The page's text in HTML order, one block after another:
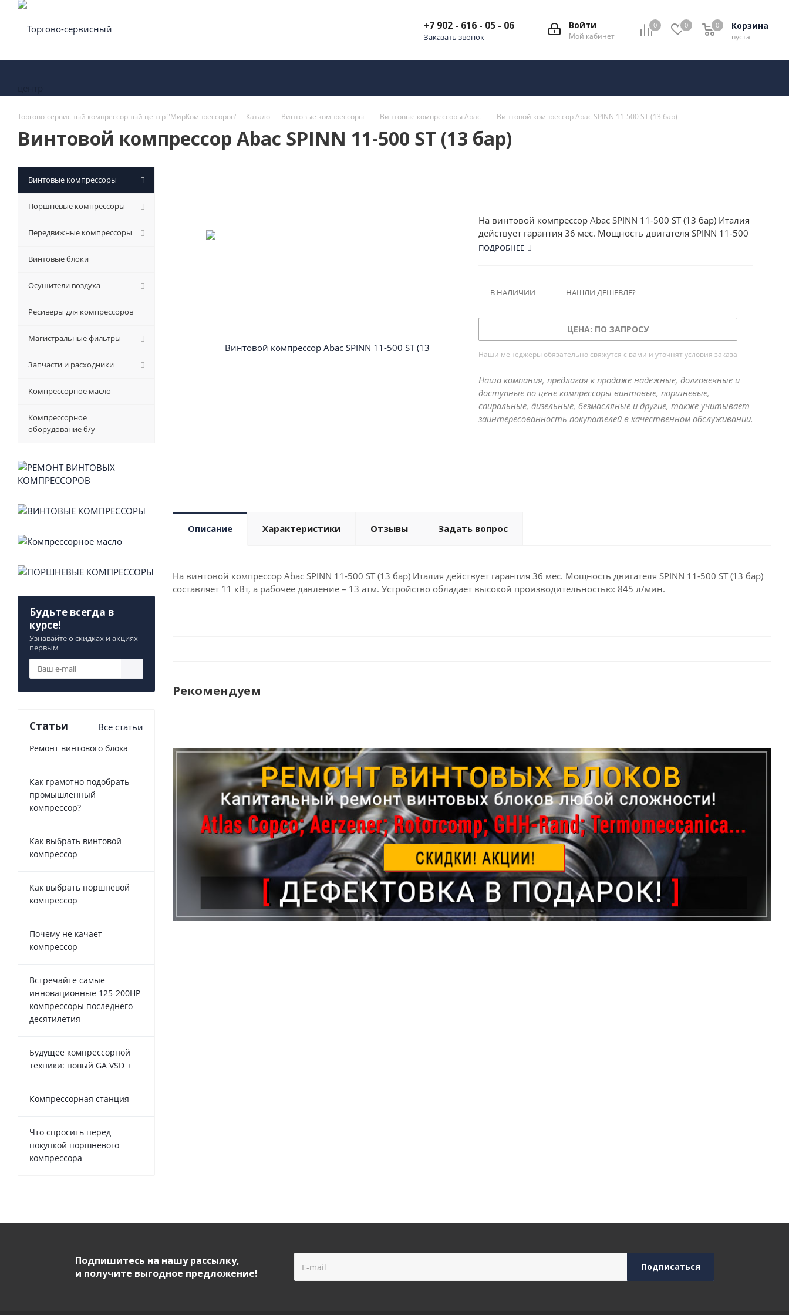
0 0 Корзина
пуста
0
Войти
Мой кабинет
+7 902 - 616 - 05 - 06
Заказать звонок
Торгово-сервисный компрессорный центр "МирКомпрессоров" - Каталог - Винтовые компрессоры - Винтовые компрессоры Abac - Винтовой компрессор Abac SPINN 11-500 ST (13 бар)
Винтовой компрессор Abac SPINN 11-500 ST (13 бар)
На винтовой компрессор Abac SPINN 11-500 ST (13 бар) Италия
действует гарантия 36 мес. Мощность двигателя SPINN 11-500
ST (13 бар) составляет 11 кВт, а рабочее давление – 13 атм.
ПОДРОБНЕЕ
В НАЛИЧИИ НАШЛИ ДЕШЕВЛЕ?
ЦЕНА: ПО ЗАПРОСУ
Наши менеджеры обязательно свяжутся с вами и уточнят условия заказа
Наша компания, предлагая к продаже надежные, долговечные и
доступные по цене компрессоры винтовые, поршневые,
спиральные, дизельные, безмасляные и другие, также учитывает
заинтересованность покупателей в качественном обслуживании.
Описание Характеристики Отзывы Задать вопрос
На винтовой компрессор Abac SPINN 11-500 ST (13 бар) Италия действует гарантия 36 мес. Мощность двигателя SPINN 11-500 ST (13 бар)
составляет 11 кВт, а рабочее давление – 13 атм. Устройство обладает высокой производительностью: 845 л/мин.
Рекомендуем
Винтовые компрессоры
Поршневые компрессоры
Передвижные компрессоры
Винтовые блоки
Осушители воздуха
Ресиверы для компрессоров
Магистральные фильтры
Запчасти и расходники
Компрессорное масло
Компрессорное
оборудование б/у
Будьте всегда в
курсе!
Узнавайте о скидках и акциях
первым
Статьи Все статьи
Ремонт винтового блока
Как грамотно подобрать
промышленный
компрессор?
Как выбрать винтовой
компрессор
Как выбрать поршневой
компрессор
Почему не качает
компрессор
Встречайте самые
инновационные 125-200HP
компрессоры последнего
десятилетия
Будущее компрессорной
техники: новый GA VSD +
Компрессорная станция
Что спросить перед
покупкой поршневого
компрессора
Подпишитесь на нашу рассылку,
и получите выгодное предложение!